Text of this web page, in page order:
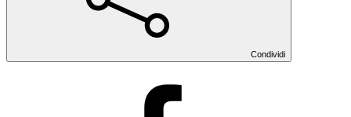
Condividi